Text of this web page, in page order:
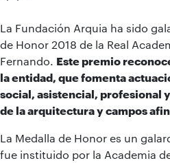
La Fundación Arquia ha sido
de Honor 2018 de la Real
Fernando. Este premio
la entidad, que fomenta
social, asistencial, profesional
de la arquitectura y campos
La Medalla de Honor es un
fue instituido por la Academia